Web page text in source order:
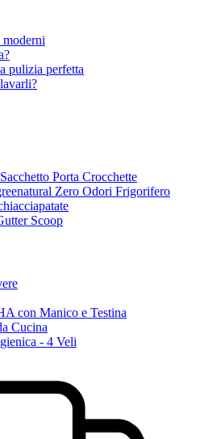
moderni
pulizia perfetta
Porta Crocchette
Zero Odori Frigorifero
Scoop
con Manico e Testina
Cucina
- 4 Veli